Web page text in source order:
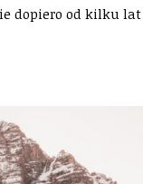
dopiero od kilku lat